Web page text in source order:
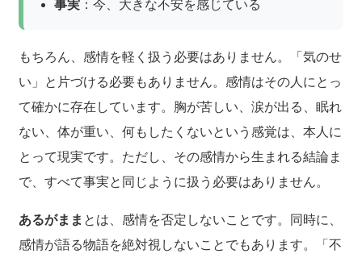
事実 ：今、大きな不安を感じている
もちろん、感情を軽く扱う必要はありません。「気のせ
い」と片づける必要もありません。感情はその人にとっ
て確かに存在しています。胸が苦しい、涙が出る、眠れ
ない、体が重い、何もしたくないという感覚は、本人に
とって現実です。ただし、その感情から生まれる結論ま
で、すべて事実と同じように扱う必要はありません。
あるがまま とは、感情を否定しないことです。同時に、
感情が語る物語を絶対視しないことでもあります。「不